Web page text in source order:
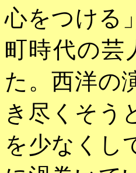
心をつける
町時代の芸
た。西洋の
き尽くそう
を少なくし